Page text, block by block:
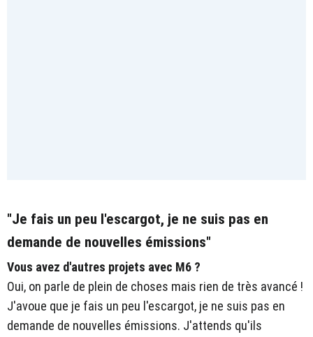
"Je fais un peu l'escargot, je ne suis pas en
demande de nouvelles émissions"
Vous avez d'autres projets avec M6 ?
Oui, on parle de plein de choses mais rien de très avancé !
J'avoue que je fais un peu l'escargot, je ne suis pas en
demande de nouvelles émissions. J'attends qu'ils